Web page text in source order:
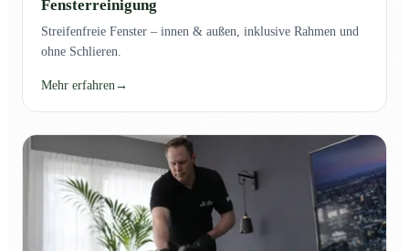
Fensterreinigung
Streifenfreie Fenster – innen & außen, inklusive Rahmen und
ohne Schlieren.
Mehr erfahren→